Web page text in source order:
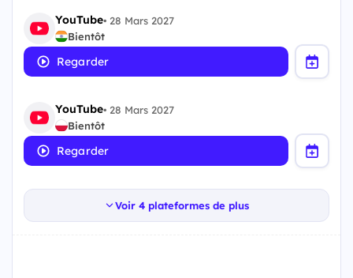
YouTube• 28 Mars 2027
Bientôt
Regarder
YouTube• 28 Mars 2027
Bientôt
Regarder
Voir 4 plateformes de plus